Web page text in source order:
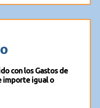
con los Gastos de
importe igual o